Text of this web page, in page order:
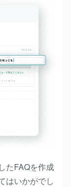
たFAQを作成
はいかがでし